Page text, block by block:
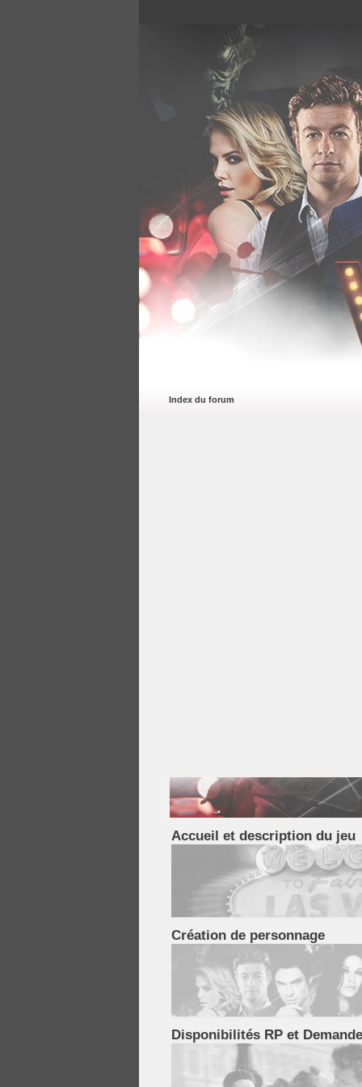
Index du forum
Accueil et description du jeu
Bienvenue à Sin City, la cité du vice, plus connue sous le nom de Vegas. Dans cette
vous trouverez les informations nécessaires pour comprendre l'univers du jeu, découvrir
nous sommes, faire connaissance et trouver les réponses à vos questions. Mais
jamais à contacter le Staff !
Création de personnage
Disponibilités RP et